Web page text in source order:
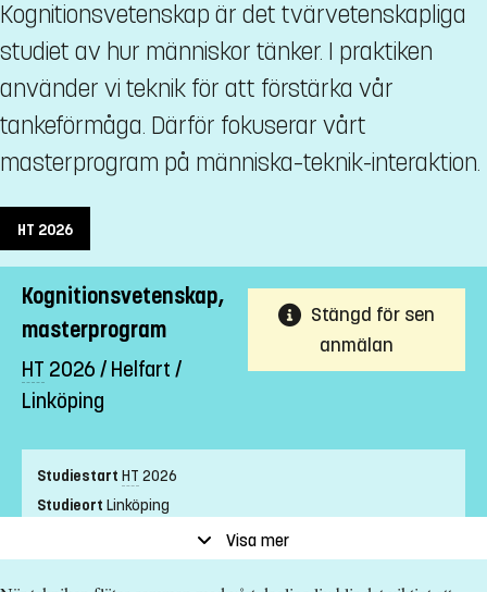
Kognitionsvetenskap är det tvärvetenskapliga
studiet av hur människor tänker. I praktiken
använder vi teknik för att förstärka vår
tankeförmåga. Därför fokuserar vårt
masterprogram på människa–teknik-interaktion.
HT 2026
Kognitionsvetenskap,
masterprogram
HT 2026 / Helfart /
Linköping
Stängd för sen
anmälan
Studiestart HT 2026
Studieort Linköping
NivåAvancerad nivå
Visa mer